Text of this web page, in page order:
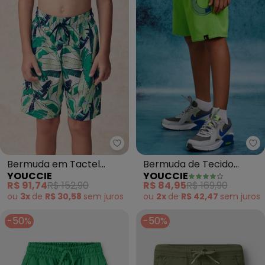
Youccie - Bermuda em Tactel
Bermuda em Tactel
Estampada de Folhas
(Verde)
YOUCCIE
R$ 91,74R$ 152,90
ou 3x de R$ 30,58 sem juros
Bermuda de Tecido
Verde Lima (Verde)
YOUCCIE
R$ 84,95R$ 169,90
ou 2x de R$ 42,47 sem juros
-50% -50%